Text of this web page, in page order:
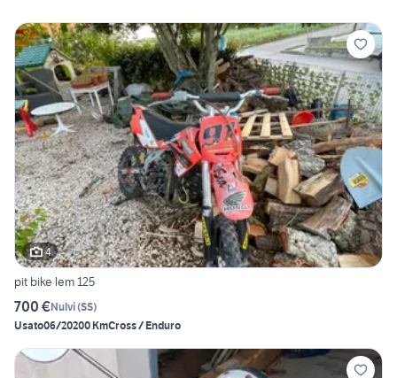
4
pit bike lem 125
700 €Nulvi(SS)
Usato06/20200 KmCross / Enduro